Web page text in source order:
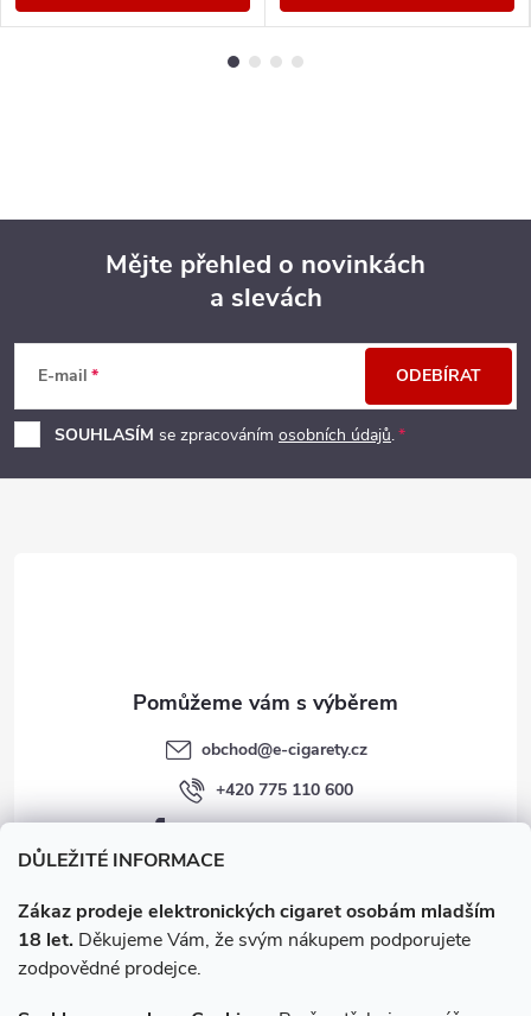
DŮLEŽITÉ INFORMACE
Zákaz prodeje elektronických cigaret osobám mladším
18 let. Děkujeme Vám, že svým nákupem podporujete
zodpovědné prodejce.
p
a
Mějte přehled o novinkách
a slevách
E-mail
SOUHLASÍM se zpracováním osobních údajů.
ODEBÍRAT
obchod@e-cigarety.cz
+420 775 110 600
facebook.com/e-cigarety.cz